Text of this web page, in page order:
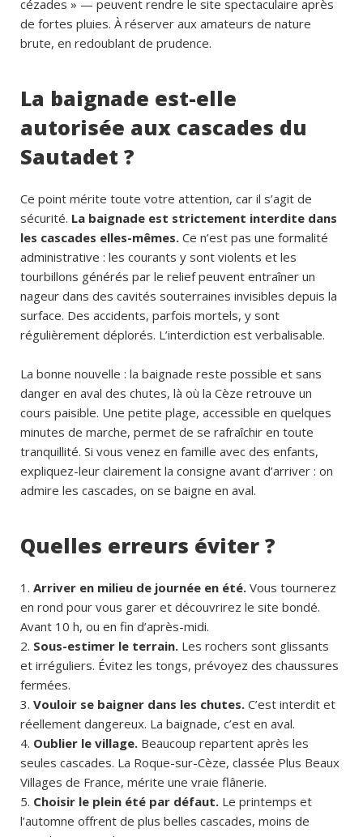
cézades » — peuvent rendre le site spectaculaire après
de fortes pluies. À réserver aux amateurs de nature
brute, en redoublant de prudence.
La baignade est-elle
autorisée aux cascades du
Sautadet ?
Ce point mérite toute votre attention, car il s’agit de
sécurité. La baignade est strictement interdite dans
les cascades elles-mêmes. Ce n’est pas une formalité
administrative : les courants y sont violents et les
tourbillons générés par le relief peuvent entraîner un
nageur dans des cavités souterraines invisibles depuis la
surface. Des accidents, parfois mortels, y sont
régulièrement déplorés. L’interdiction est verbalisable.
La bonne nouvelle : la baignade reste possible et sans
danger en aval des chutes, là où la Cèze retrouve un
cours paisible. Une petite plage, accessible en quelques
minutes de marche, permet de se rafraîchir en toute
tranquillité. Si vous venez en famille avec des enfants,
expliquez-leur clairement la consigne avant d’arriver : on
admire les cascades, on se baigne en aval.
Quelles erreurs éviter ?
Arriver en milieu de journée en été. Vous tournerez
en rond pour vous garer et découvrirez le site bondé.
Avant 10 h, ou en fin d’après-midi.
Sous-estimer le terrain. Les rochers sont glissants
et irréguliers. Évitez les tongs, prévoyez des chaussures
fermées.
Vouloir se baigner dans les chutes. C’est interdit et
réellement dangereux. La baignade, c’est en aval.
Oublier le village. Beaucoup repartent après les
seules cascades. La Roque-sur-Cèze, classée Plus Beaux
Villages de France, mérite une vraie flânerie.
Choisir le plein été par défaut. Le printemps et
l’automne offrent de plus belles cascades, moins de